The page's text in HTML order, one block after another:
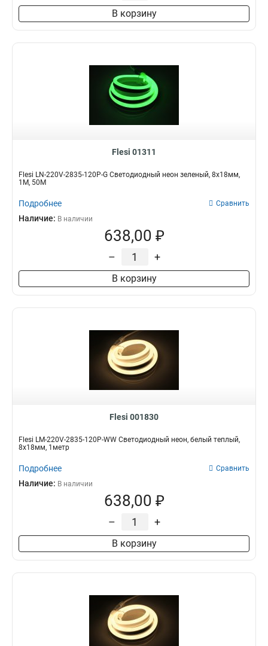
В корзину
Flesi 01311
Flesi LN-220V-2835-120P-G Светодиодный неон зеленый, 8х18мм,
1М, 50M
Подробнее Сравнить
Наличие: В наличии
638,00 ₽
– +
В корзину
Flesi 001830
Flesi LM-220V-2835-120P-WW Светодиодный неон, белый теплый,
8х18мм, 1метр
Подробнее Сравнить
Наличие: В наличии
638,00 ₽
– +
В корзину